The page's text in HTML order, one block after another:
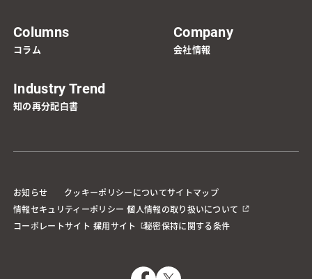
Columns
コラム
Company
会社情報
Industry Trend
知の再分配白書
お知らせ クッキーポリシーについてサイトマップ
情報セキュリティーポリシー 個人情報の取り扱いについて
コーポレートサイト 採用サイト 秘密保持に関する条件